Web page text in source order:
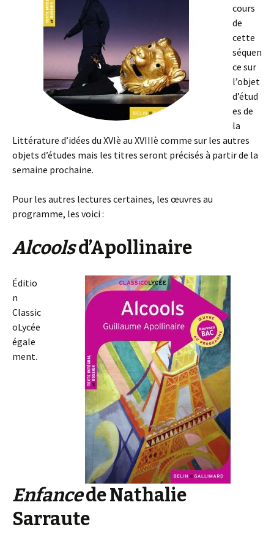
cours
de
cette
séquen
ce sur
l’objet
d’étud
es de
la
Littérature d’idées du XVIè au XVIIIè comme sur les autres
objets d’études mais les titres seront précisés à partir de la
semaine prochaine.
Pour les autres lectures certaines, les œuvres au
programme, les voici :
Alcoolsd’Apollinaire
Éditio
n
Classic
oLycée
égale
ment.
Enfancede Nathalie
Sarraute